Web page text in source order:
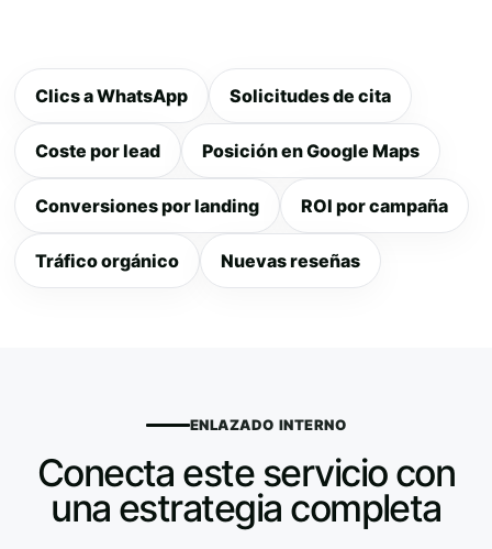
Clics a WhatsApp Solicitudes de cita
Coste por lead Posición en Google Maps
Conversiones por landing ROI por campaña
Tráfico orgánico Nuevas reseñas
ENLAZADO INTERNO
Conecta este servicio con
una estrategia completa